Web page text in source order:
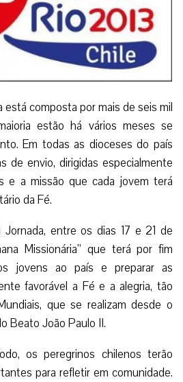
está composta por mais de seis mil
estão há vários meses se
Em todas as dioceses do país
de envio, dirigidas especialmente
e a missão que cada jovem terá
da Fé.
entre os dias 17 e 21 de
Missionária” que terá por fim
jovens ao país e preparar as
favorável a Fé e a alegria, tão
que se realizam desde o
Beato João Paulo II.
os peregrinos chilenos terão
para refletir em comunidade.